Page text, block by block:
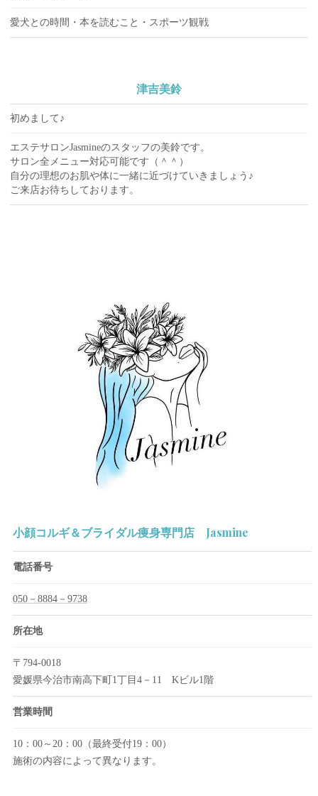
愛犬との時間・本を読むこと・スポーツ観戦
津吉美鈴
初めまして♪
エステサロンJasmineのスタッフの美鈴です。
サロン全メニュー対応可能です（＾＾）
自分の理想のお肌や体に一緒に近づけていきましょう♪
ご来店お待ちしております。
小顔コルギ＆ブライダル痩身専門店 Jasmine
電話番号
050－8884－9738
所在地
〒794-0018
愛媛県今治市南高下町1丁目4－11 Kビル1階
営業時間
10：00～20：00（最終受付19：00）
施術の内容によって異なります。